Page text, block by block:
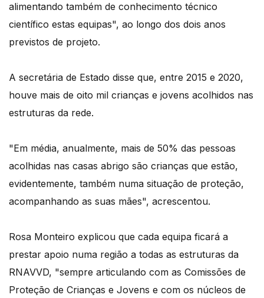
alimentando também de conhecimento técnico
científico estas equipas", ao longo dos dois anos
previstos de projeto.
A secretária de Estado disse que, entre 2015 e 2020,
houve mais de oito mil crianças e jovens acolhidos nas
estruturas da rede.
"Em média, anualmente, mais de 50% das pessoas
acolhidas nas casas abrigo são crianças que estão,
evidentemente, também numa situação de proteção,
acompanhando as suas mães", acrescentou.
Rosa Monteiro explicou que cada equipa ficará a
prestar apoio numa região a todas as estruturas da
RNAVVD, "sempre articulando com as Comissões de
Proteção de Crianças e Jovens e com os núcleos de